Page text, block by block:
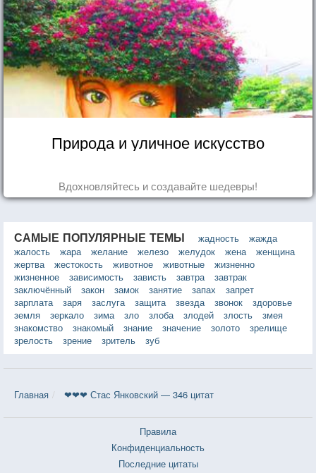
Природа и уличное искусство
Вдохновляйтесь и создавайте шедевры!
САМЫЕ ПОПУЛЯРНЫЕ ТЕМЫ жадность
жажда
жалость
жара желание железо желудок жена
женщина
жертва
жестокость животное животные
жизненно
жизненное
зависимость зависть завтра
завтрак
заключённый
закон замок занятие запах
запрет
зарплата
заря заслуга защита звезда звонок
здоровье
земля
зеркало зима зло злоба злодей злость
змея
знакомство
знакомый знание значение золото
зрелище
зрелость
зрение зритель зуб
Главная ❤❤❤ Стас Янковский — 346 цитат
Правила
Конфиденциальность
Последние цитаты